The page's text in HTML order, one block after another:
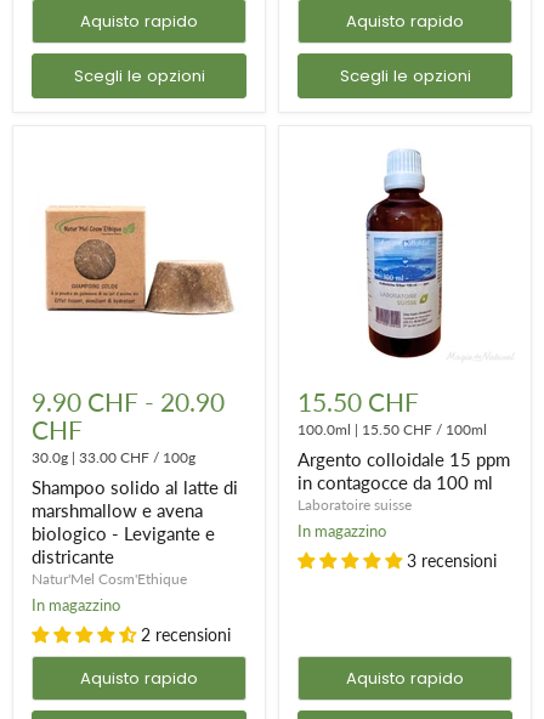
Aquisto rapido
Scegli le opzioni
Aquisto rapido
Scegli le opzioni
solido
al
latte
di
marshmallow
e
avena
biologico
Levigante
e
districante
9.90 CHF - 20.90
CHF
30.0g | 33.00 CHF / 100g
Shampoo solido al latte di
marshmallow e avena
biologico - Levigante e
districante
Natur'Mel Cosm'Ethique
In magazzino
2 recensioni
Aquisto rapido
colloidale
15
ppm
in
contagocce
da
100
ml
15.50 CHF
100.0ml | 15.50 CHF / 100ml
Argento colloidale 15 ppm
in contagocce da 100 ml
Laboratoire suisse
In magazzino
3 recensioni
Aquisto rapido